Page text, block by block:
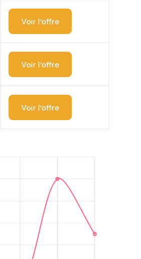
Voir l’offre
Voir l’offre
Voir l’offre